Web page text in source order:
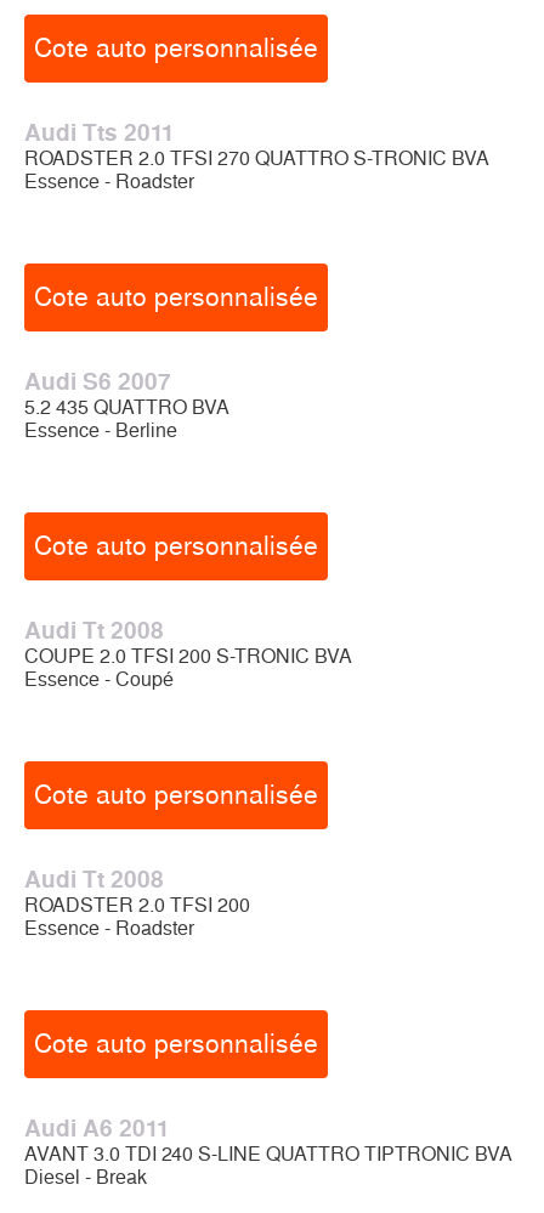
Cote auto personnalisée
Audi Tts 2011
ROADSTER 2.0 TFSI 270 QUATTRO S-TRONIC BVA
Essence - Roadster
Cote auto personnalisée
Audi S6 2007
5.2 435 QUATTRO BVA
Essence - Berline
Cote auto personnalisée
Audi Tt 2008
COUPE 2.0 TFSI 200 S-TRONIC BVA
Essence - Coupé
Cote auto personnalisée
Audi Tt 2008
ROADSTER 2.0 TFSI 200
Essence - Roadster
Cote auto personnalisée
Audi A6 2011
AVANT 3.0 TDI 240 S-LINE QUATTRO TIPTRONIC BVA
Diesel - Break